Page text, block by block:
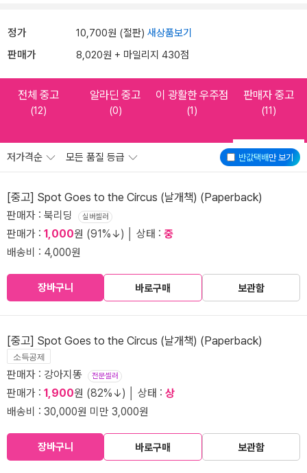
정가 10,700원 (절판) 새상품보기
판매가 8,020원 + 마일리지 430점
전체 중고
(12)
알라딘 중고
(0)
이 광활한 우주점
(1)
판매자 중고
(11)
반값택배만 보기
저가격순 모든 품질 등급
[중고] Spot Goes to the Circus (날개책) (Paperback)
판매자 : 북리딩 실버셀러
판매가 : 1,000원 (91%↓) │ 상태 : 중
배송비 : 4,000원
장바구니 바로구매 보관함
[중고] Spot Goes to the Circus (날개책) (Paperback)
소득공제
판매자 : 강아지똥 전문셀러
판매가 : 1,900원 (82%↓) │ 상태 : 상
배송비 : 30,000원 미만 3,000원
장바구니 바로구매 보관함